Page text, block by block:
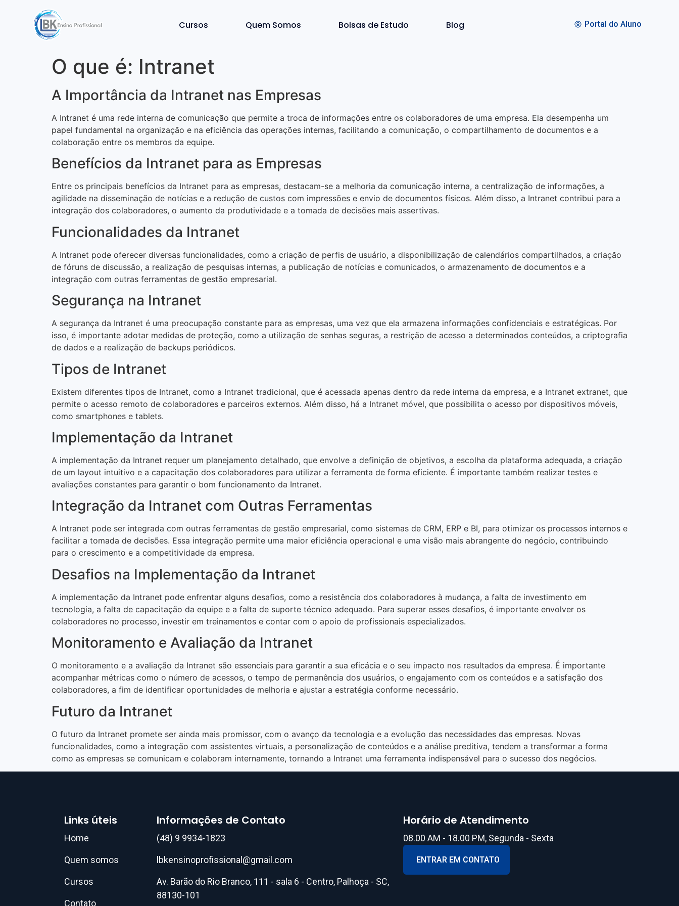
Cursos Quem Somos Bolsas de Estudo Blog Portal do Aluno
O que é: Intranet
A Importância da Intranet nas Empresas
A Intranet é uma rede interna de comunicação que permite a troca de informações entre os colaboradores de uma empresa. Ela desempenha um
papel fundamental na organização e na eficiência das operações internas, facilitando a comunicação, o compartilhamento de documentos e a
colaboração entre os membros da equipe.
Benefícios da Intranet para as Empresas
Entre os principais benefícios da Intranet para as empresas, destacam-se a melhoria da comunicação interna, a centralização de informações, a
agilidade na disseminação de notícias e a redução de custos com impressões e envio de documentos físicos. Além disso, a Intranet contribui para a
integração dos colaboradores, o aumento da produtividade e a tomada de decisões mais assertivas.
Funcionalidades da Intranet
A Intranet pode oferecer diversas funcionalidades, como a criação de perfis de usuário, a disponibilização de calendários compartilhados, a criação
de fóruns de discussão, a realização de pesquisas internas, a publicação de notícias e comunicados, o armazenamento de documentos e a
integração com outras ferramentas de gestão empresarial.
Segurança na Intranet
A segurança da Intranet é uma preocupação constante para as empresas, uma vez que ela armazena informações confidenciais e estratégicas. Por
isso, é importante adotar medidas de proteção, como a utilização de senhas seguras, a restrição de acesso a determinados conteúdos, a criptografia
de dados e a realização de backups periódicos.
Tipos de Intranet
Existem diferentes tipos de Intranet, como a Intranet tradicional, que é acessada apenas dentro da rede interna da empresa, e a Intranet extranet, que
permite o acesso remoto de colaboradores e parceiros externos. Além disso, há a Intranet móvel, que possibilita o acesso por dispositivos móveis,
como smartphones e tablets.
Implementação da Intranet
A implementação da Intranet requer um planejamento detalhado, que envolve a definição de objetivos, a escolha da plataforma adequada, a criação
de um layout intuitivo e a capacitação dos colaboradores para utilizar a ferramenta de forma eficiente. É importante também realizar testes e
avaliações constantes para garantir o bom funcionamento da Intranet.
Integração da Intranet com Outras Ferramentas
A Intranet pode ser integrada com outras ferramentas de gestão empresarial, como sistemas de CRM, ERP e BI, para otimizar os processos internos e
facilitar a tomada de decisões. Essa integração permite uma maior eficiência operacional e uma visão mais abrangente do negócio, contribuindo
para o crescimento e a competitividade da empresa.
Desafios na Implementação da Intranet
A implementação da Intranet pode enfrentar alguns desafios, como a resistência dos colaboradores à mudança, a falta de investimento em
tecnologia, a falta de capacitação da equipe e a falta de suporte técnico adequado. Para superar esses desafios, é importante envolver os
colaboradores no processo, investir em treinamentos e contar com o apoio de profissionais especializados.
Monitoramento e Avaliação da Intranet
O monitoramento e a avaliação da Intranet são essenciais para garantir a sua eficácia e o seu impacto nos resultados da empresa. É importante
acompanhar métricas como o número de acessos, o tempo de permanência dos usuários, o engajamento com os conteúdos e a satisfação dos
colaboradores, a fim de identificar oportunidades de melhoria e ajustar a estratégia conforme necessário.
Futuro da Intranet
O futuro da Intranet promete ser ainda mais promissor, com o avanço da tecnologia e a evolução das necessidades das empresas. Novas
funcionalidades, como a integração com assistentes virtuais, a personalização de conteúdos e a análise preditiva, tendem a transformar a forma
como as empresas se comunicam e colaboram internamente, tornando a Intranet uma ferramenta indispensável para o sucesso dos negócios.
Links úteis
Home
Quem somos
Cursos
Contato
Informações de Contato
(48) 9 9934-1823
lbkensinoprofissional@gmail.com
Av. Barão do Rio Branco, 111 - sala 6 - Centro, Palhoça - SC,
88130-101
Horário de Atendimento
08.00 AM - 18.00 PM, Segunda - Sexta
ENTRAR EM CONTATO